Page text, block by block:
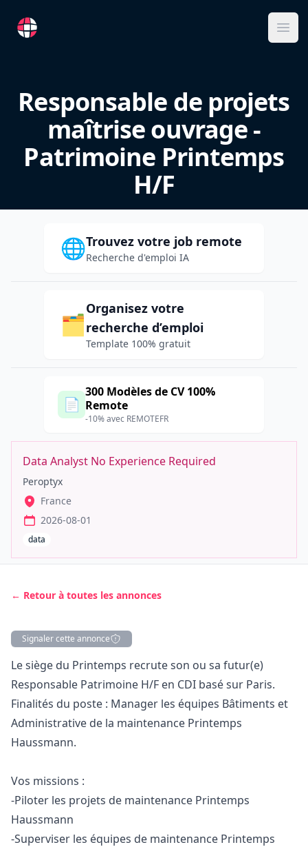
RemoteFR
Responsable de projets
maîtrise ouvrage -
Patrimoine Printemps
H/F
🌐Trouvez votre job remote
Recherche d'emploi IA
🗂️
Organisez votre
recherche d’emploi
Template 100% gratuit
📄
300 Modèles de CV 100%
Remote
-10% avec REMOTEFR
Data Analyst No Experience Required
Peroptyx
France
2026-08-01
data
← Retour à toutes les annonces
Signaler cette annonce
Description
Le siège du Printemps recrute son ou sa futur(e)
Responsable Patrimoine H/F en CDI basé sur Paris.
Finalités du poste : Manager les équipes Bâtiments et
Administrative de la maintenance Printemps
Haussmann.
Vos missions :
-Piloter les projets de maintenance Printemps
Haussmann
-Superviser les équipes de maintenance Printemps